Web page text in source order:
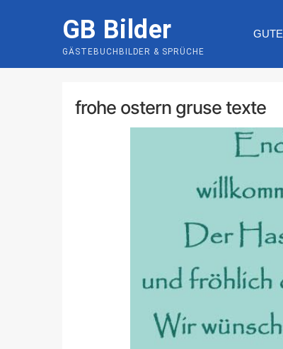
GB Bilder
GÄSTEBUCHBILDER & SPRÜCHE
frohe ostern gruse texte